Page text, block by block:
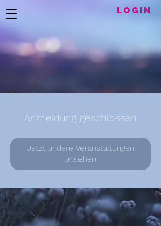
LogIN
Anmeldung geschlossen
Jetzt andere Veranstaltungen
ansehen